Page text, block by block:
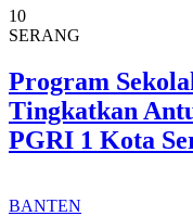
10
SERANG
Program
Tingkatkan
PGRI 1 Kota
BANTEN